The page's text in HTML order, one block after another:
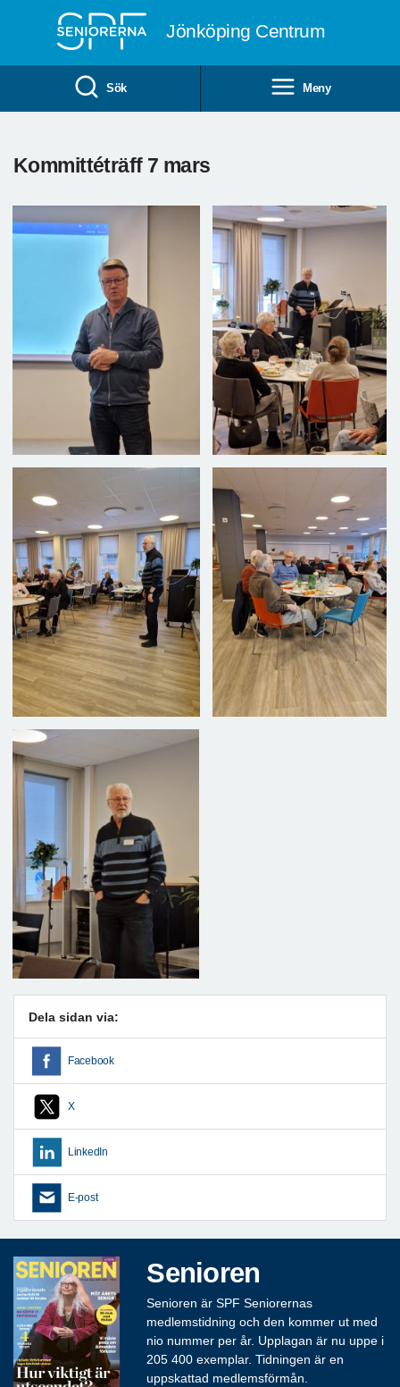
Jönköping Centrum
Sök Meny
Kommittéträff 7 mars
Dela sidan via:
Facebook
X
LinkedIn
E-post
Senioren
Senioren är SPF Seniorernas
medlemstidning och den kommer ut med
nio nummer per år. Upplagan är nu uppe i
205 400 exemplar. Tidningen är en
uppskattad medlemsförmån.